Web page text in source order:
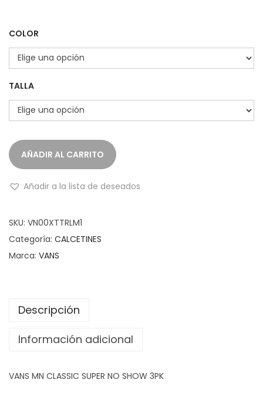
COLOR
TALLA
AÑADIR AL CARRITO
Añadir a la lista de deseados
SKU: VN00XTTRLM1
Categoría: CALCETINES
Marca: VANS
Descripción
Información adicional
VANS MN CLASSIC SUPER NO SHOW 3PK